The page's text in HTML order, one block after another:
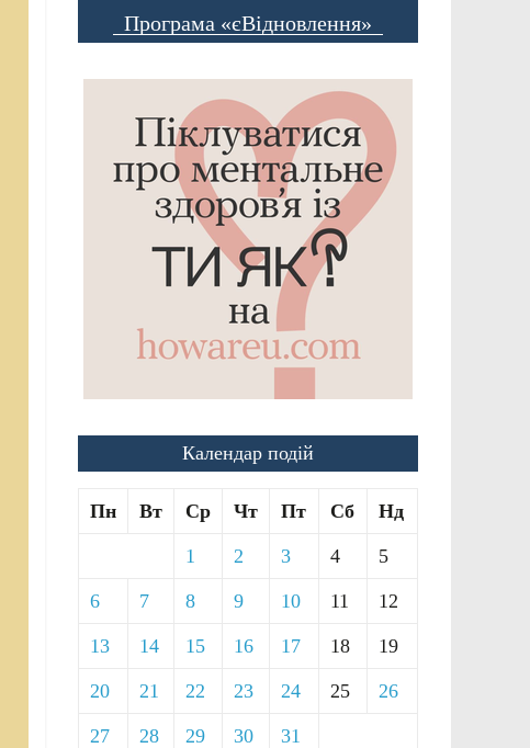
Програма «єВідновлення»
Календар подій
Пн Вт Ср Чт Пт Сб Нд
1 2 3 4 5
6 7 8 9 10 11 12
13 14 15 16 17 18 19
20 21 22 23 24 25 26
27 28 29 30 31